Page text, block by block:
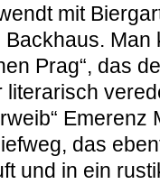
mit
Man
Prag“, das
Emerenz
das
und in ein